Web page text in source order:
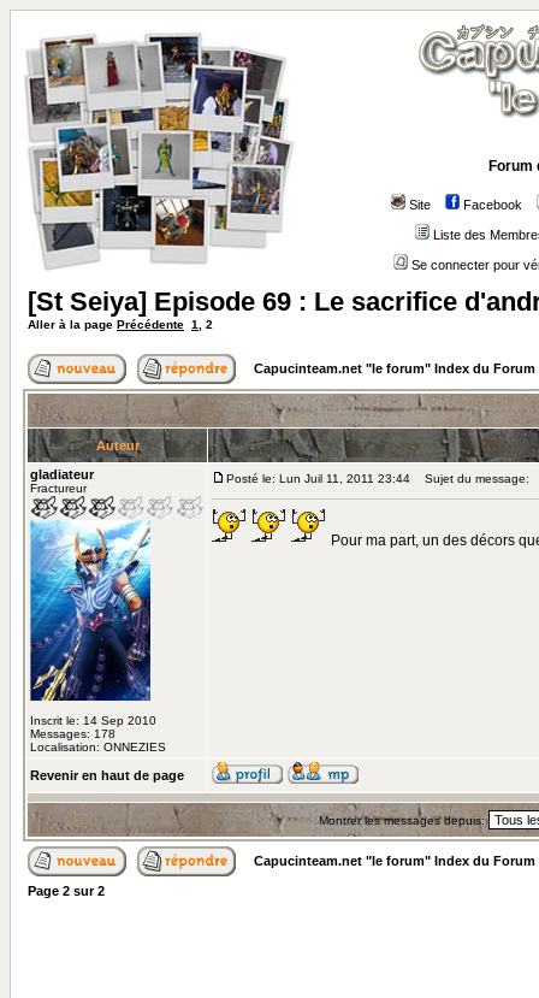
Forum
Site Facebook
Liste des
Se connecter pour
[St Seiya] Episode 69 : Le sacrifice
Aller à la page Précédente 1 2
Capucinteam.net "le forum" Index du Forum
Auteur
gladiateur
Fractureur
Inscrit le: 14 Sep 2010
Messages: 178
Localisation: ONNEZIES
Posté le: Lun Juil 11, 2011 23:44 Sujet du message:
Pour ma part, un des décors
Revenir en haut de page
Montrer les messages depuis:
Capucinteam.net "le forum" Index du Forum
Page 2 sur2